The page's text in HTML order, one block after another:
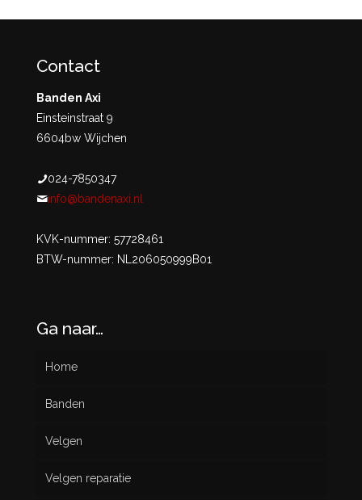
Contact
Banden Axi
Einsteinstraat 9
6604bw Wijchen
024-7850347
info@bandenaxi.nl
KVK-nummer: 57728461
BTW-nummer: NL206050999B01
Ga naar…
Home
Banden
Nieuw
Gebruikt
Velgen
Velgen reparatie